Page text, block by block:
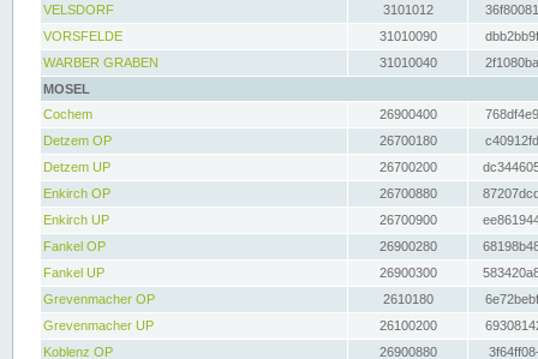
VELSDORF
3101012
VORSFELDE
31010090
WARBER GRABEN
31010040
MOSEL
Cochem
26900400
Detzem OP
26700180
Detzem UP
26700200
Enkirch OP
26700880
Enkirch UP
26700900
Fankel OP
26900280
Fankel UP
26900300
Grevenmacher OP
2610180
Grevenmacher UP
26100200
Koblenz OP
26900880